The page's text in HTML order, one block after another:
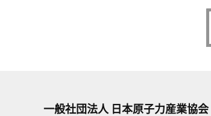
一般社団法人 日本原子力産業協会